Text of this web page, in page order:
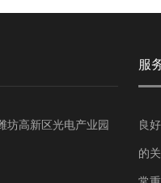
坊高新区光电产业园
服
良
的